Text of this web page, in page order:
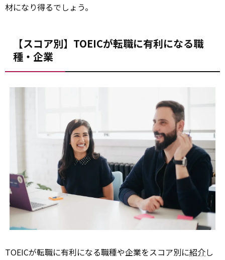
材になり得るでしょう。
【スコア別】TOEICが転職に有利になる職
種・企業
TOEICが転職に有利になる職種や企業をスコア別に紹介し